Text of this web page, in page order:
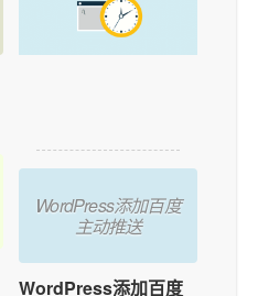
WordPress添加百度
主动推送
WordPress添加百度